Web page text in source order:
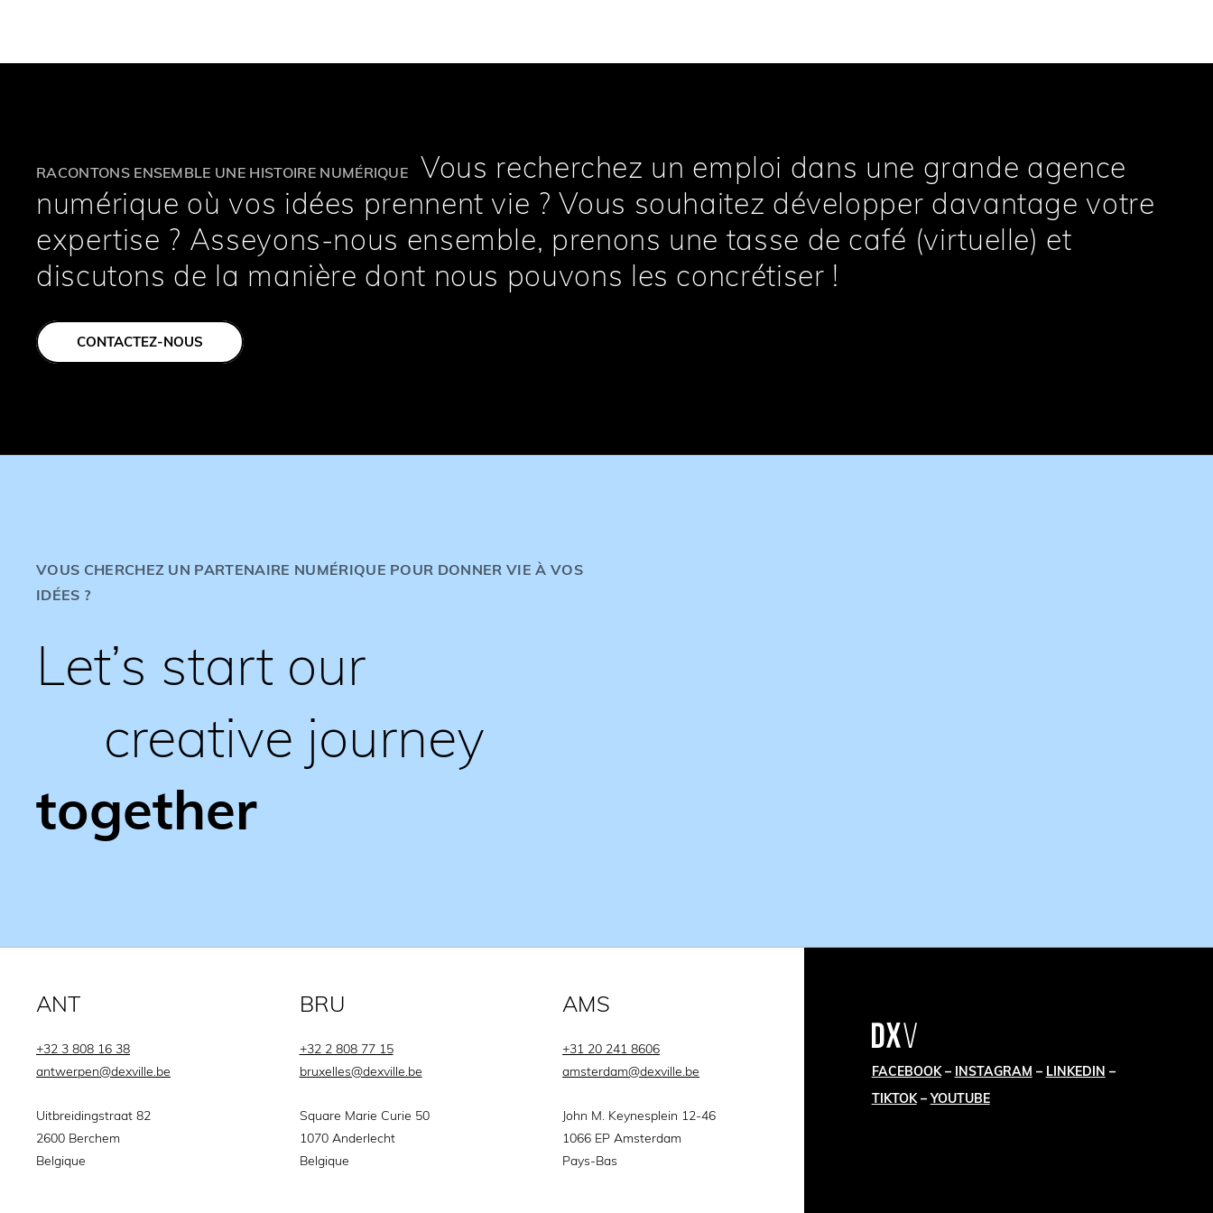
RACONTONS ENSEMBLE UNE HISTOIRE NUMÉRIQUE
Vous recherchez un emploi dans une grande agence
numérique où vos idées prennent vie ? Vous souhaitez développer davantage votre
expertise ? Asseyons-nous ensemble, prenons une tasse de café (virtuelle) et
discutons de la manière dont nous pouvons les concrétiser !
CONTACTEZ-NOUS
VOUS CHERCHEZ UN PARTENAIRE NUMÉRIQUE POUR DONNER VIE À VOS
IDÉES ?
Let’s start our
creative journey
together
ANT
+32 3 808 16 38
antwerpen@dexville.be
Uitbreidingstraat 82
2600 Berchem
Belgique
BRU
+32 2 808 77 15
bruxelles@dexville.be
Square Marie Curie 50
1070 Anderlecht
Belgique
AMS
+31 20 241 8606
amsterdam@dexville.be
John M. Keynesplein 12-46
1066 EP Amsterdam
Pays-Bas
FACEBOOK– INSTAGRAM – LINKEDIN –
TIKTOK–YOUTUBE